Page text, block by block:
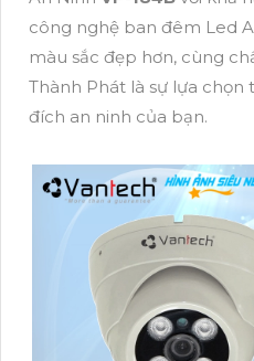
công nghệ ban đêm Led
màu sắc đẹp hơn, cùng
Thành Phát là sự lựa
đích an ninh của bạn.